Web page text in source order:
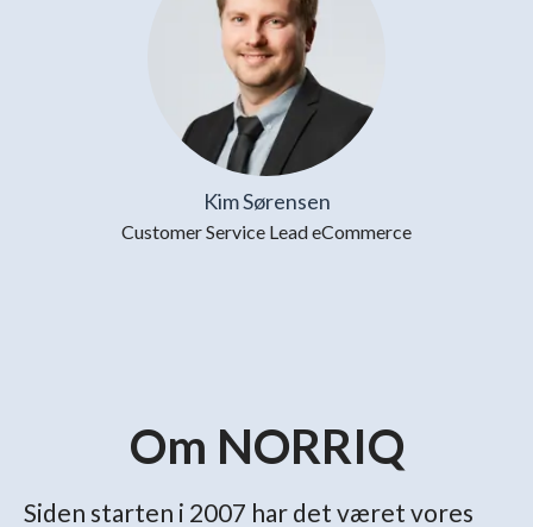
Kim Sørensen
Customer Service Lead eCommerce
Om NORRIQ
Siden starten i 2007 har det været vores